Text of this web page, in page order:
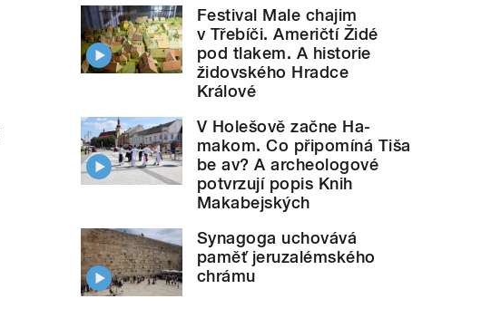
Festival Male chajim
v Třebíči. Američtí Židé
pod tlakem. A historie
židovského Hradce
Králové
V Holešově začne Ha-
makom. Co připomíná Tiša
be av? A archeologové
potvrzují popis Knih
Makabejských
Synagoga uchovává
paměť jeruzalémského
chrámu